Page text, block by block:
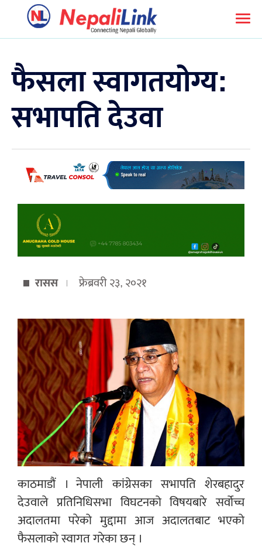
फैसला स्वागतयोग्य:
सभापति देउवा
रासस फ्रेब्रवरी २३, २०२१
काठमाडौं । नेपाली कांग्रेसका सभापति शेरबहादुर
देउवाले प्रतिनिधिसभा विघटनको विषयबारे सर्वोच्च
अदालतमा परेको मुद्दामा आज अदालतबाट भएको
फैसलाको स्वागत गरेका छन् ।